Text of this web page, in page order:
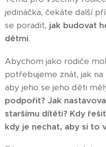
jedináčka, čekáte další
se poradit, jak budovat
dětmi.
Abychom jako rodiče
potřebujeme znát, jak
aby jeho se jeho děti
podpořit? Jak
staršímu dítěti? Kdy
kdy je nechat, aby si to